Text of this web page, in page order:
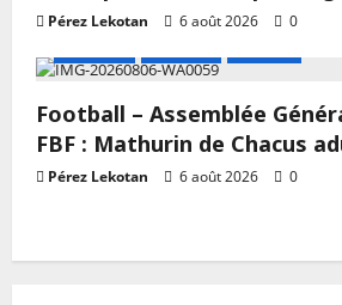
Pérez Lekotan 6 août 2026
0
Football – Assemblée
FBF : Mathurin de Chacus
Pérez Lekotan 6 août 2026 0